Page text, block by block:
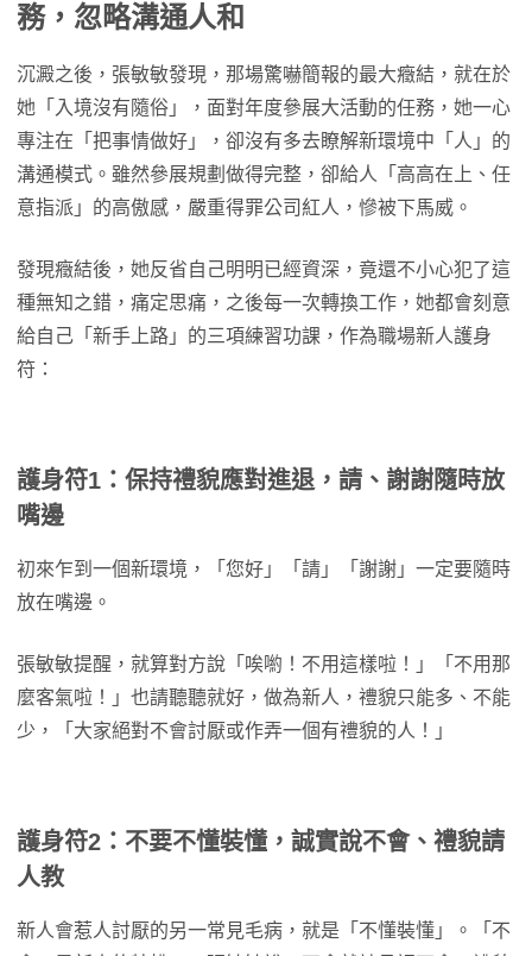
務，忽略溝通人和
沉澱之後，張敏敏發現，那場驚嚇簡報的最大癥結，就在於
她「入境沒有隨俗」，面對年度參展大活動的任務，她一心
專注在「把事情做好」，卻沒有多去瞭解新環境中「人」的
溝通模式。雖然參展規劃做得完整，卻給人「高高在上、任
意指派」的高傲感，嚴重得罪公司紅人，慘被下馬威。
發現癥結後，她反省自己明明已經資深，竟還不小心犯了這
種無知之錯，痛定思痛，之後每一次轉換工作，她都會刻意
給自己「新手上路」的三項練習功課，作為職場新人護身
符：
護身符1：保持禮貌應對進退，請、謝謝隨時放
嘴邊
初來乍到一個新環境，「您好」「請」「謝謝」一定要隨時
放在嘴邊。
張敏敏提醒，就算對方說「唉喲！不用這樣啦！」「不用那
麼客氣啦！」也請聽聽就好，做為新人，禮貌只能多、不能
少，「大家絕對不會討厭或作弄一個有禮貌的人！」
護身符2：不要不懂裝懂，誠實說不會、禮貌請
人教
新人會惹人討厭的另一常見毛病，就是「不懂裝懂」。「不